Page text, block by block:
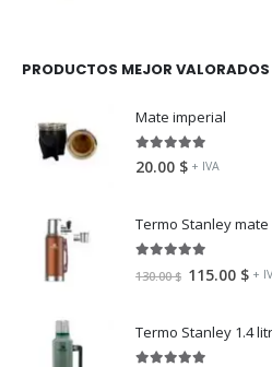
PRODUCTOS MEJOR VALORADOS
Mate imperial
5.00fuera de 5
20.00 $ + IVA
Termo Stanley
fuera de 5
130.00$ 115.00 $ +
Termo Stanley 1.4